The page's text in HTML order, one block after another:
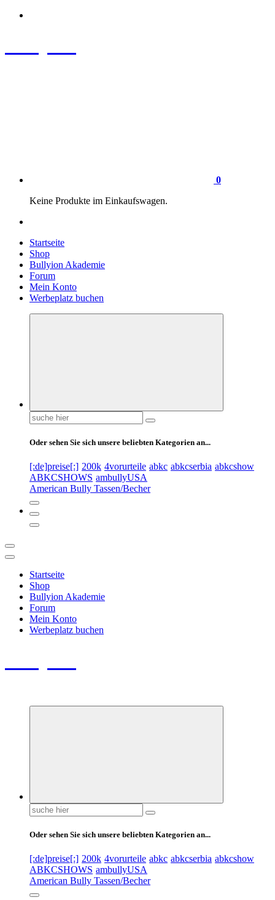
Zum
0
Keine Produkte im Einkaufswagen.
Startseite
Shop
Bullyion Akademie
Forum
Mein Konto
Werbeplatz buchen
Suchen
nach:
Oder sehen Sie sich unsere beliebten Kategorien an...
[:de]preise[:] 200k 4vorurteile abkc abkcserbia abkcshow
ABKCSHOWS ambullyUSA
American Bully Tassen/Becher
Startseite
Shop
Bullyion Akademie
Forum
Mein Konto
Werbeplatz buchen
Suchen
nach:
Oder sehen Sie sich unsere beliebten Kategorien an...
[:de]preise[:] 200k 4vorurteile abkc abkcserbia abkcshow
ABKCSHOWS ambullyUSA
American Bully Tassen/Becher